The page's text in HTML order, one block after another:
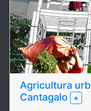
Agricultura
Cantagalo
+